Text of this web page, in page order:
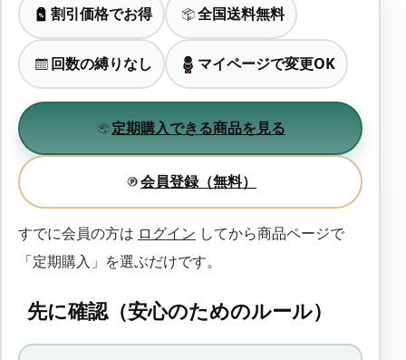
割引価格でお得 全国送料無料
回数の縛りなし マイページで変更OK
定期購入できる商品を見る
会員登録（無料）
すでに会員の方は ログイン してから商品ページで
「定期購入」を選ぶだけです。
先に確認（安心のためのルール）